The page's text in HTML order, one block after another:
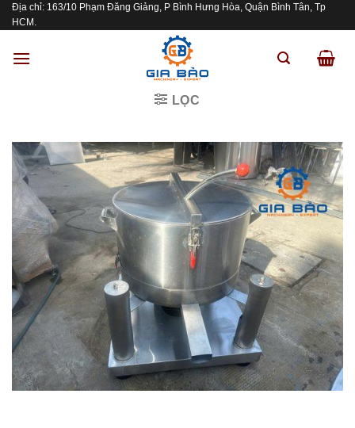
Skip
to
Địa chỉ: 163/10 Phạm Đăng Giảng, P Bình Hưng Hòa, Quận Bình Tân, Tp
HCM.
LỌC